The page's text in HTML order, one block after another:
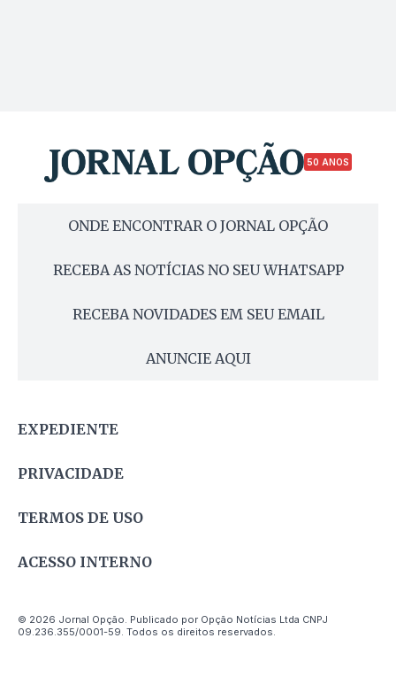
50 ANOS
ONDE ENCONTRAR O JORNAL OPÇÃO
RECEBA AS NOTÍCIAS NO SEU WHATSAPP
RECEBA NOVIDADES EM SEU EMAIL
ANUNCIE AQUI
EXPEDIENTE
PRIVACIDADE
TERMOS DE USO
ACESSO INTERNO
© 2026 Jornal Opção. Publicado por Opção Notícias Ltda CNPJ
09.236.355/0001-59. Todos os direitos reservados.